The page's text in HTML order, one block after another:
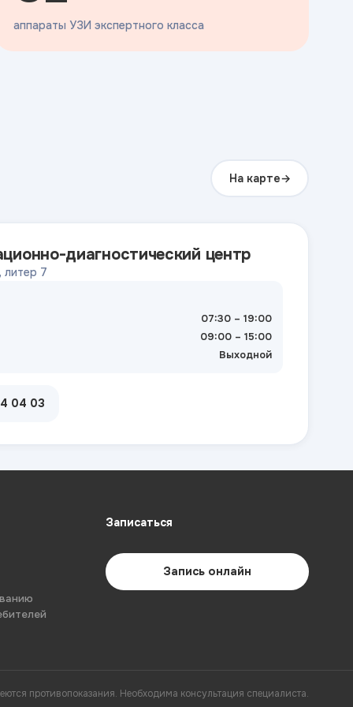
аппараты УЗИ экспертного класса
На карте
диагностический центр
литер 7
07:30 – 19:00
09:00 – 15:00
Выходной
04 03
Записаться
Запись онлайн
противопоказания. Необходима консультация специалиста.